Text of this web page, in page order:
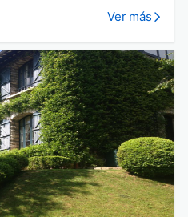
Ver más